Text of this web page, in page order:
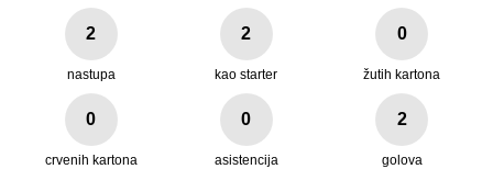
2
nastupa
2
kao starter
0
žutih kartona
0
crvenih kartona
0
asistencija
2
golova